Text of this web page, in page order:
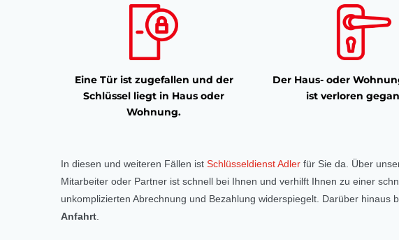
Eine Tür ist zugefallen und der
Schlüssel liegt in Haus oder
Wohnung.
Der Haus- oder
ist verloren
In diesen und weiteren Fällen ist Schlüsseldienst Adler für Sie da. Über
Mitarbeiter oder Partner ist schnell bei Ihnen und verhilft Ihnen zu einer
unkomplizierten Abrechnung und Bezahlung widerspiegelt. Darüber hinaus
Anfahrt